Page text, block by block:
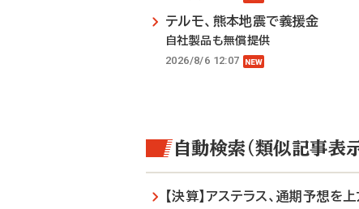
テルモ、熊本地震で義援金
自社製品も無償提供
2026/8/6 12:07
自動検索（類似記事表示
【決算】アステラス、通期予想を